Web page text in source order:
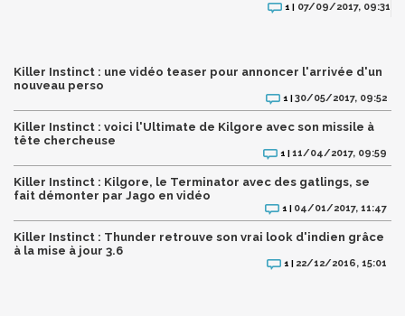
1 | 07/09/2017, 09:31
Killer Instinct : une vidéo teaser pour annoncer l'arrivée d'un
nouveau perso
1 | 30/05/2017, 09:52
Killer Instinct : voici l'Ultimate de Kilgore avec son missile à
tête chercheuse
1 | 11/04/2017, 09:59
Killer Instinct : Kilgore, le Terminator avec des gatlings, se
fait démonter par Jago en vidéo
1 | 04/01/2017, 11:47
Killer Instinct : Thunder retrouve son vrai look d'indien grâce
à la mise à jour 3.6
1 | 22/12/2016, 15:01